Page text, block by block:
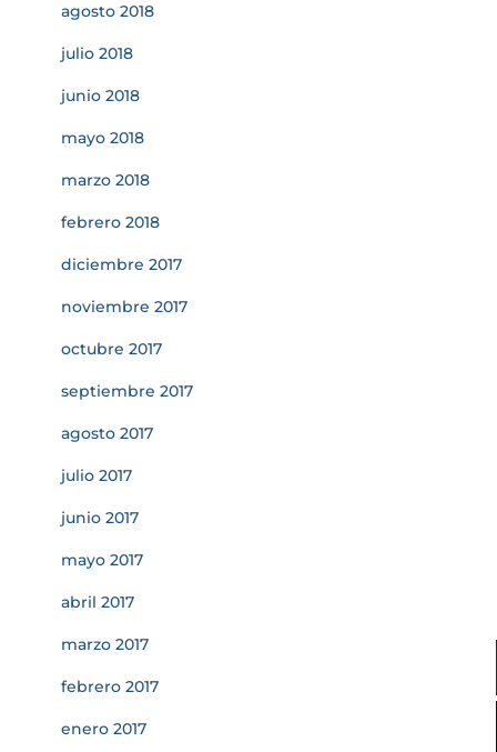
agosto 2018
julio 2018
junio 2018
mayo 2018
marzo 2018
febrero 2018
diciembre 2017
noviembre 2017
octubre 2017
septiembre 2017
agosto 2017
julio 2017
junio 2017
mayo 2017
abril 2017
marzo 2017
febrero 2017
enero 2017